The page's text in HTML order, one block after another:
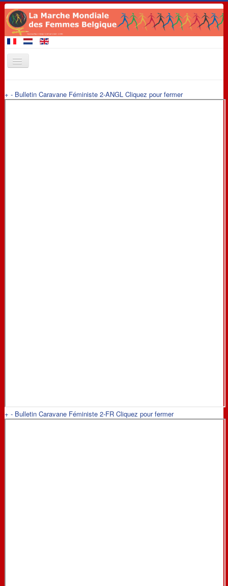
Membres de la Marche
+ - Bulletin Caravane Féministe 2-ANGL Cliquez pour fermer
+ - Bulletin Caravane Féministe 2-FR Cliquez pour fermer